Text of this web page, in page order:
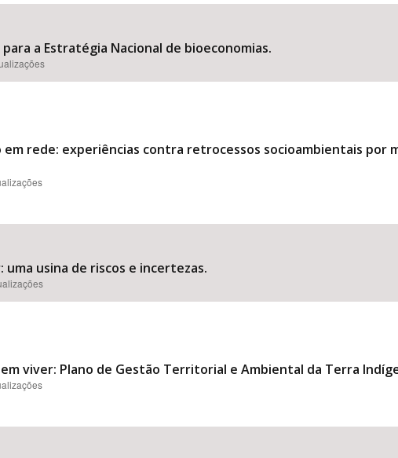
a Estratégia Nacional de bioeconomias.
rede: experiências contra retrocessos socioambientais por
usina de riscos e incertezas.
viver: Plano de Gestão Territorial e Ambiental da Terra